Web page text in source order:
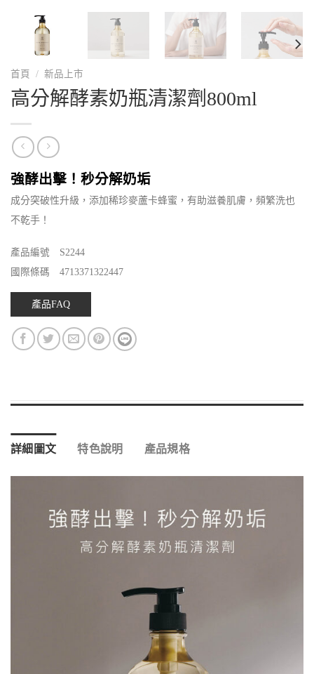
首頁 / 新品上市
高分解酵素奶瓶清潔劑800ml
強酵出擊！秒分解奶垢
成分突破性升級，添加稀珍麥蘆卡蜂蜜，有助滋養肌膚，頻繁洗也
不乾手！
產品編號 S2244
國際條碼 4713371322447
產品FAQ
詳細圖文 特色說明 產品規格